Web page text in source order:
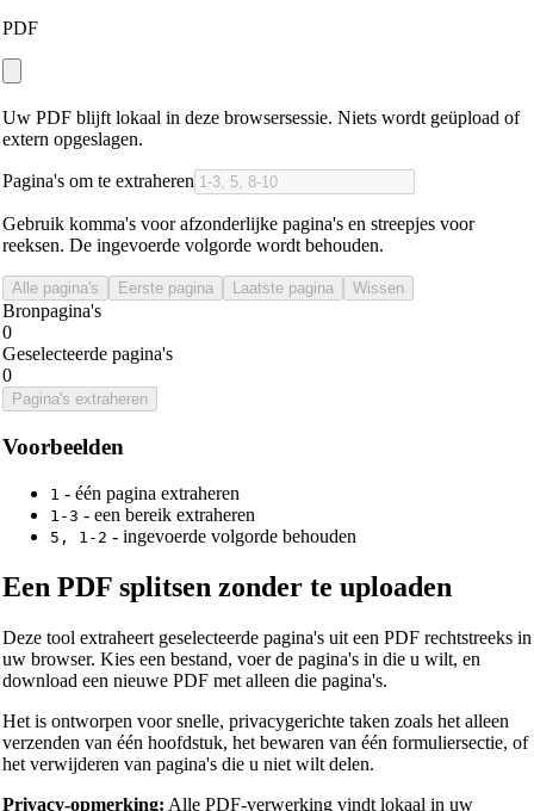
PDF
Uw PDF blijft lokaal in deze browsersessie. Niets wordt geüpload of
extern opgeslagen.
Pagina's om te extraheren
Gebruik komma's voor afzonderlijke pagina's en streepjes voor
reeksen. De ingevoerde volgorde wordt behouden.
Alle pagina's Eerste pagina Laatste pagina Wissen
Bronpagina's
0
Geselecteerde pagina's
0
Pagina's extraheren
Voorbeelden
1 - één pagina extraheren
1-3 - een bereik extraheren
5, 1-2 - ingevoerde volgorde behouden
Een PDF splitsen zonder te uploaden
Deze tool extraheert geselecteerde pagina's uit een PDF rechtstreeks in
uw browser. Kies een bestand, voer de pagina's in die u wilt, en
download een nieuwe PDF met alleen die pagina's.
Het is ontworpen voor snelle, privacygerichte taken zoals het alleen
verzenden van één hoofdstuk, het bewaren van één formuliersectie, of
het verwijderen van pagina's die u niet wilt delen.
Privacy-opmerking: Alle PDF-verwerking vindt lokaal in uw